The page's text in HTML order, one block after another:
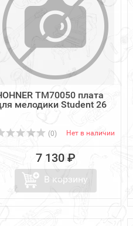
TM70050 плата
мелодики Student 26
(0) Нет в наличии
7 130 ₽
В корзину